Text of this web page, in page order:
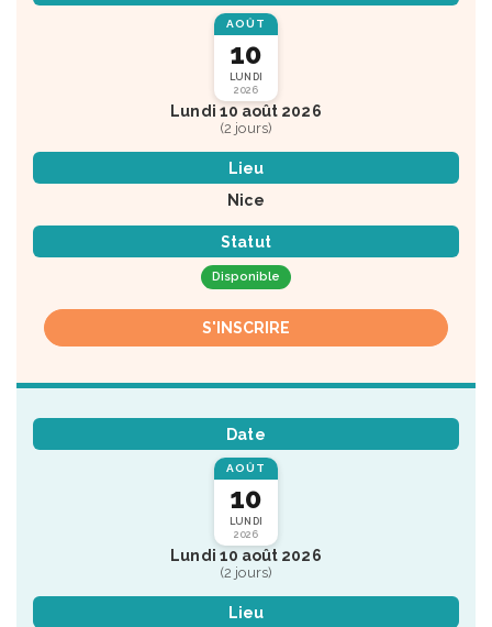
AOÛT
10
LUNDI
2026
Lundi 10 août 2026
(2 jours)
Lieu
Nice
Statut
Disponible
S'INSCRIRE
Date
AOÛT
10
LUNDI
2026
Lundi 10 août 2026
(2 jours)
Lieu